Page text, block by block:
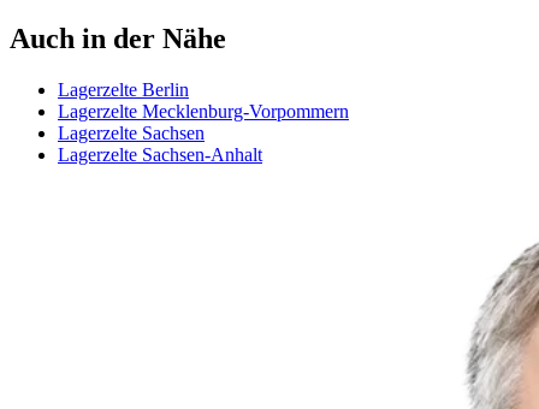
Auch in der Nähe
Lagerzelte Berlin
Lagerzelte Mecklenburg-Vorpommern
Lagerzelte Sachsen
Lagerzelte Sachsen-Anhalt